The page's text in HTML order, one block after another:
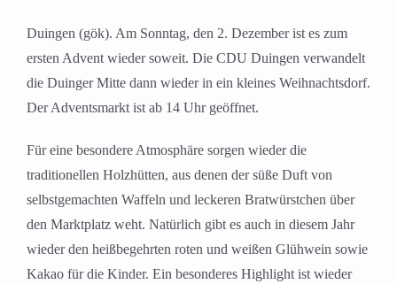
Duingen (gök). Am Sonntag, den 2. Dezember ist es zum
ersten Advent wieder soweit. Die CDU Duingen verwandelt
die Duinger Mitte dann wieder in ein kleines Weihnachtsdorf.
Der Adventsmarkt ist ab 14 Uhr geöffnet.
Für eine besondere Atmosphäre sorgen wieder die
traditionellen Holzhütten, aus denen der süße Duft von
selbstgemachten Waffeln und leckeren Bratwürstchen über
den Marktplatz weht. Natürlich gibt es auch in diesem Jahr
wieder den heißbegehrten roten und weißen Glühwein sowie
Kakao für die Kinder. Ein besonderes Highlight ist wieder